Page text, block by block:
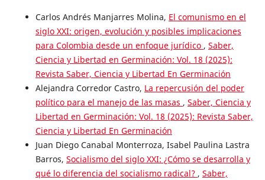
Carlos Andrés Manjarres Molina, El comunismo en el
siglo XXI: origen, evolución y posibles implicaciones
para Colombia desde un enfoque jurídico , Saber,
Ciencia y Libertad en Germinación: Vol. 18 (2025):
Revista Saber, Ciencia y Libertad En Germinación
Alejandra Corredor Castro, La repercusión del poder
político para el manejo de las masas , Saber, Ciencia y
Libertad en Germinación: Vol. 18 (2025): Revista Saber,
Ciencia y Libertad En Germinación
Juan Diego Canabal Monterroza, Isabel Paulina Lastra
Barros, Socialismo del siglo XXI: ¿Cómo se desarrolla y
qué lo diferencia del socialismo radical? , Saber,